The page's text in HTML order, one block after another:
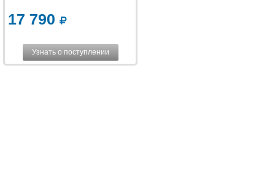
17 790
Узнать о поступлении